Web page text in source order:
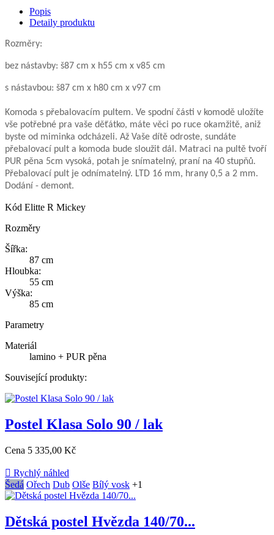
Popis
Detaily produktu
Rozměry:
bez nástavby: š87 cm x h55 cm x v85 cm
s nástavbou: š87 cm x h80 cm x v97 cm
Komoda s přebalovacím pultem. Ve spodní části v komodě uložíte
vše potřebné pra vaše děťátko, máte věci po ruce okamžitě, aniž
byste od miminka odcházeli. Až Vaše dítě odroste, sundáte
přebalovací pult a komoda bude sloužit dál. Matraci na pultě tvoří
PUR pěna 5cm vysoká, potah je snímatelný, praní na 40 stupňů.
Přebalovací pult je odnímatelný. LTD 16 mm, hrany 0,5 a 2 mm.
Dodání - demont.
Kód Elitte R Mickey
Rozměry
Šířka:
87 cm
Hloubka:
55 cm
Výška:
85 cm
Parametry
Materiál
lamino + PUR pěna
Související produkty:
Postel Klasa Solo 90 / lak
Cena 5 335,00 Kč
 Rychlý náhled
Šedá Ořech Dub Olše Bílý vosk +1
Dětská postel Hvězda 140/70...